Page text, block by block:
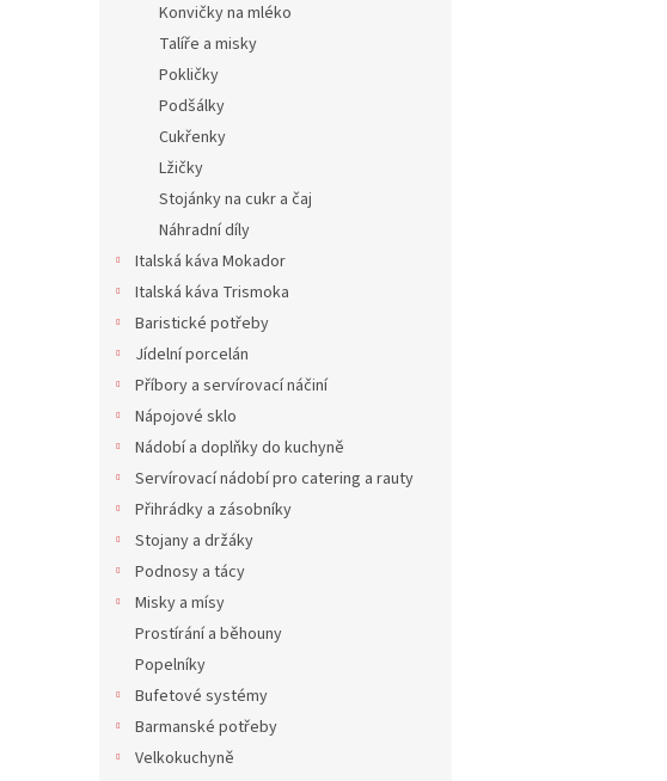
Konvičky na mléko
Talíře a misky
Pokličky
Podšálky
Cukřenky
Lžičky
Stojánky na cukr a čaj
Náhradní díly
Italská káva Mokador
Italská káva Trismoka
Baristické potřeby
Jídelní porcelán
Příbory a servírovací náčiní
Nápojové sklo
Nádobí a doplňky do kuchyně
Servírovací nádobí pro catering a rauty
Přihrádky a zásobníky
Stojany a držáky
Podnosy a tácy
Misky a mísy
Prostírání a běhouny
Popelníky
Bufetové systémy
Barmanské potřeby
Velkokuchyně